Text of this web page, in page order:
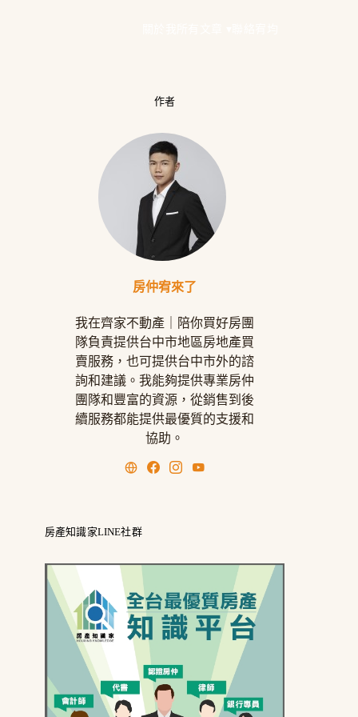
作者
房仲宥來了
我在齊家不動產｜陪你買好房團
隊負責提供台中市地區房地產買
賣服務，也可提供台中市外的諮
詢和建議。我能夠提供專業房仲
團隊和豐富的資源，從銷售到後
續服務都能提供最優質的支援和
協助。
房產知識家LINE社群